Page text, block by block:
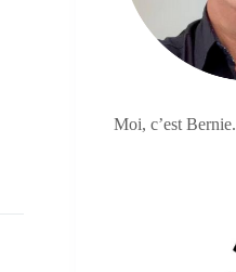
Moi, c’est Bernie.